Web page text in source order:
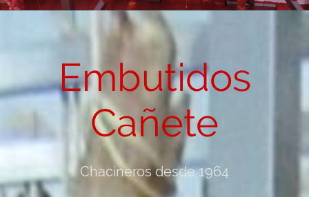
Embutidos
Cañete
Chacineros desde 1964